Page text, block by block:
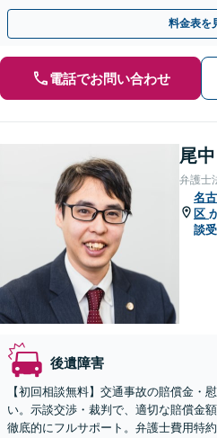
ップ実績も多数。事故直後の方もまず
料金表を
電話でお問い合わせ
尾
弁護士
名
区
談
後遺障害
【初回相談無料】交通事故の賠償金・
い。示談交渉・裁判で、適切な賠償金
徹底的にフルサポート。弁護士費用特